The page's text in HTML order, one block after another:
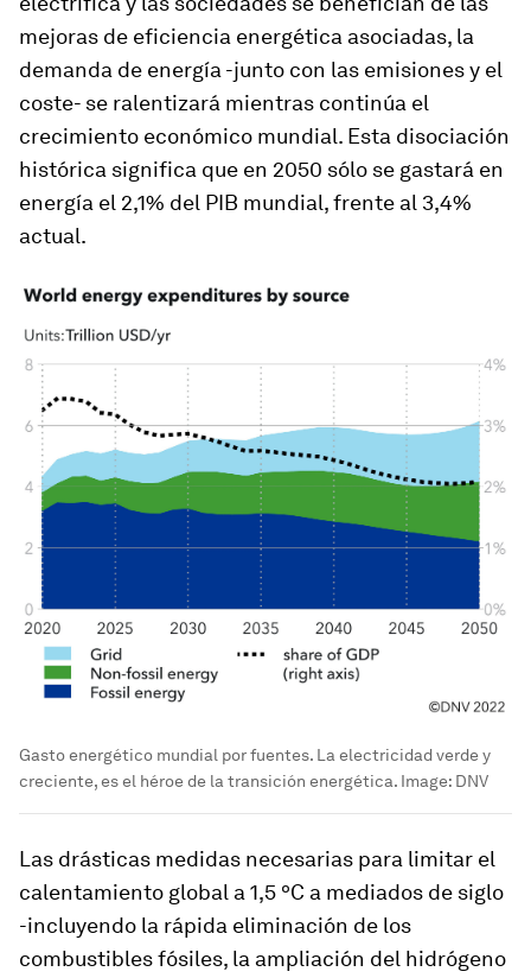
mejoras de eficiencia energética asociadas, la
demanda de energía -junto con las emisiones y el
coste- se ralentizará mientras continúa el
crecimiento económico mundial. Esta disociación
histórica significa que en 2050 sólo se gastará en
energía el 2,1% del PIB mundial, frente al 3,4%
actual.
Gasto energético mundial por fuentes. La electricidad verde y
creciente, es el héroe de la transición energética. Image: DNV
Las drásticas medidas necesarias para limitar el
calentamiento global a 1,5 ºC a mediados de siglo
-incluyendo la rápida eliminación de los
combustibles fósiles, la ampliación del hidrógeno